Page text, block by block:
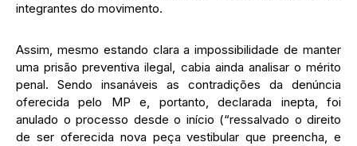
integrantes do movimento.
Assim, mesmo estando clara a impossibilidade de manter
uma prisão preventiva ilegal, cabia ainda analisar o mérito
penal. Sendo insanáveis as contradições da denúncia
oferecida pelo MP e, portanto, declarada inepta, foi
anulado o processo desde o início (“ressalvado o direito
de ser oferecida nova peça vestibular que preencha, e